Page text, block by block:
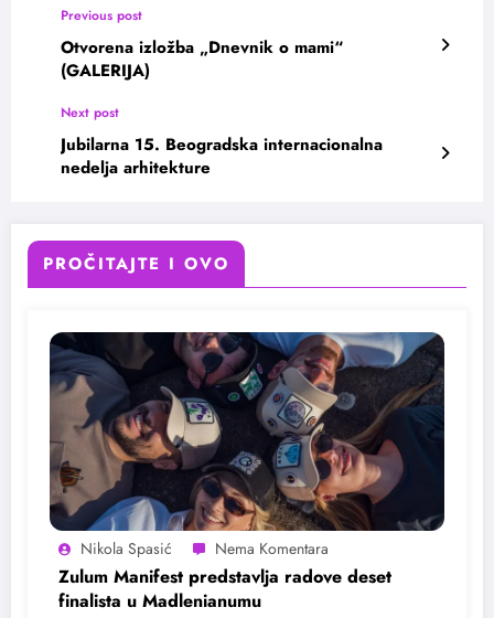
Previous post
Otvorena izložba „Dnevnik o mami“
(GALERIJA)
Next post
Jubilarna 15. Beogradska internacionalna
nedelja arhitekture
PROČITAJTE I OVO
Nikola Spasić
Zulum Manifest predstavlja radove deset
finalista u Madlenianumu